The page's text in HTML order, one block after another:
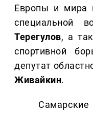
Европы и мира
специальной
Терегулов, а
спортивной
депутат
Живайкин.
Самарские